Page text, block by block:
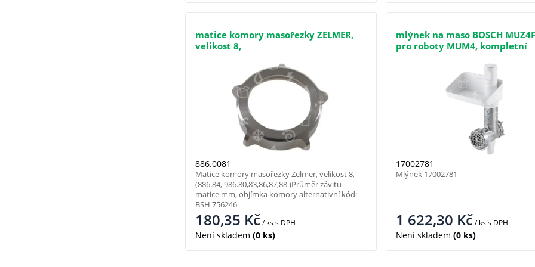
matice komory masořezky ZELMER,
velikost 8,
886.0081
180,35 Kč/ kss DPH
Není skladem (0 ks)
Matice komory masořezky Zelmer, velikost 8,
(886.84, 986.80,83,86,87,88 )Průměr závitu
matice mm, objímka komory alternativní kód:
BSH 756246
mlýnek na maso BOSCH
pro roboty MUM4, kompletní
17002781
1 622,30 Kč/ kss DPH
Není skladem (0 ks)
Mlýnek 17002781